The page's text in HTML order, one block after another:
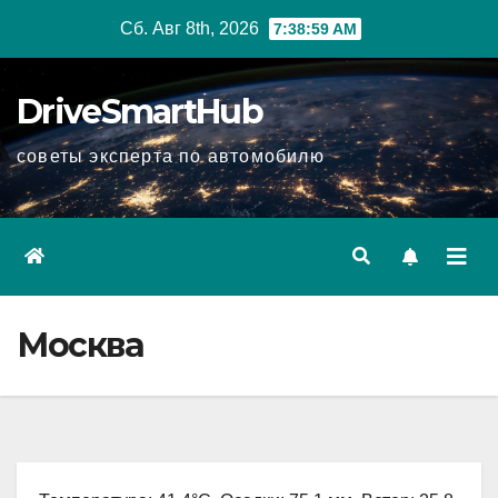
Сб. Авг 8th, 2026 7:39:00 AM
DriveSmartHub
советы эксперта по автомобилю
Москва